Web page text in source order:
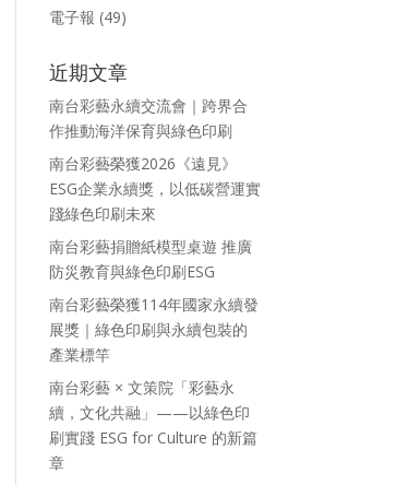
電子報 (49)
近期文章
南台彩藝永續交流會｜跨界合
作推動海洋保育與綠色印刷
南台彩藝榮獲2026《遠見》
ESG企業永續獎，以低碳營運實
踐綠色印刷未來
南台彩藝捐贈紙模型桌遊 推廣
防災教育與綠色印刷ESG
南台彩藝榮獲114年國家永續發
展獎｜綠色印刷與永續包裝的
產業標竿
南台彩藝 × 文策院「彩藝永
續，文化共融」——以綠色印
刷實踐 ESG for Culture 的新篇
章